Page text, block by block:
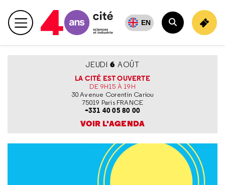
en
haut Menu principal EN
Rechercher
JEUDI 6 AOÛT
LA CITÉ EST OUVERTE
DE 9H15 À 19H
30 Avenue Corentin Cariou
75019 Paris FRANCE
+331 40 05 80 00
VOIR L'AGENDA